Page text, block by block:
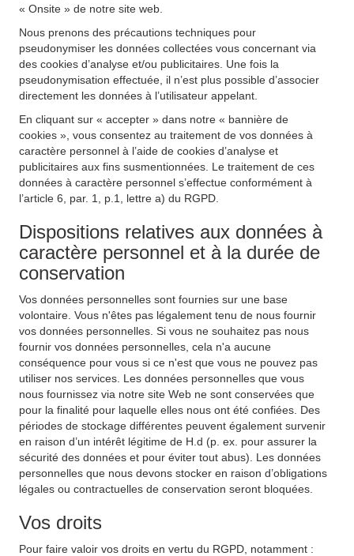
« Onsite » de notre site web.
Nous prenons des précautions techniques pour
pseudonymiser les données collectées vous concernant via
des cookies d’analyse et/ou publicitaires. Une fois la
pseudonymisation effectuée, il n’est plus possible d’associer
directement les données à l’utilisateur appelant.
En cliquant sur « accepter » dans notre « bannière de
cookies », vous consentez au traitement de vos données à
caractère personnel à l’aide de cookies d’analyse et
publicitaires aux fins susmentionnées. Le traitement de ces
données à caractère personnel s’effectue conformément à
l’article 6, par. 1, p.1, lettre a) du RGPD.
Dispositions relatives aux données à
caractère personnel et à la durée de
conservation
Vos données personnelles sont fournies sur une base
volontaire. Vous n'êtes pas légalement tenu de nous fournir
vos données personnelles. Si vous ne souhaitez pas nous
fournir vos données personnelles, cela n'a aucune
conséquence pour vous si ce n'est que vous ne pouvez pas
utiliser nos services. Les données personnelles que vous
nous fournissez via notre site Web ne sont conservées que
pour la finalité pour laquelle elles nous ont été confiées. Des
périodes de stockage différentes peuvent également survenir
en raison d’un intérêt légitime de H.d (p. ex. pour assurer la
sécurité des données et pour éviter tout abus). Les données
personnelles que nous devons stocker en raison d’obligations
légales ou contractuelles de conservation seront bloquées.
Vos droits
Pour faire valoir vos droits en vertu du RGPD, notamment :